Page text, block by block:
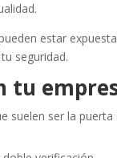
estar
seguridad.
tu
suelen ser la